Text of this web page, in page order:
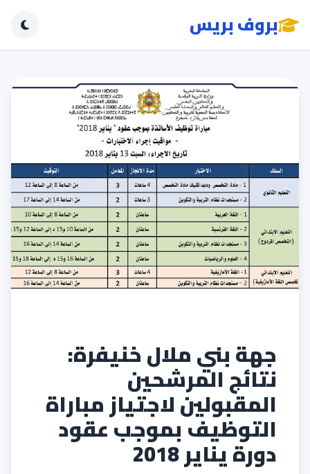
بروف بريس
جهة بني ملال خنيفرة:
نتائج المرشحين
المقبولين لاجتياز مباراة
التوظيف بموجب عقود
دورة يناير 2018